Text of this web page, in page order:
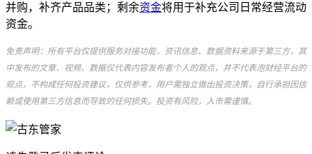
并购，补齐产品品类；剩余资金将用于补充公司日常经营流动
资金。
免责声明：所有平台仅提供服务对接功能，资讯信息、数据资料来源于第三方，其
中发布的文章、视频、数据仅代表内容发布者个人的观点，并不代表泡财经平台的
观点，不构成任何投资建议，仅供参考，用户需独立做出投资决策，自行承担因信
赖或使用第三方信息而导致的任何损失。投资有风险，入市需谨慎。